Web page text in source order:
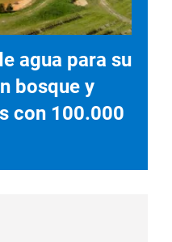
agua para su
bosque y
con 100.000